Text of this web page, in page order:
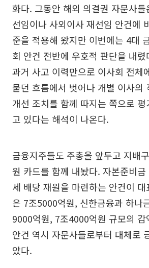
화다. 그동안 해외 의결권 자문사
선임이나 사외이사 재선임 안건에
준을 적용해 왔지만 이번에는 4대
회 안건 전반에 우호적 판단을 내
과거 사고 이력만으로 이사회 전체
묻던 흐름에서 벗어나 개별 이사의
개선 조치를 함께 따지는 쪽으로
고 있다는 해석이 나온다.
금융지주들도 주총을 앞두고 지배
원 카드를 함께 내놨다. 자본준비
세 배당 재원을 마련하는 안건이
은 7조5000억원, 신한금융과 하나
9000억원, 7조4000억원 규모의 감
안건 역시 자문사들로부터 대체로
았다.